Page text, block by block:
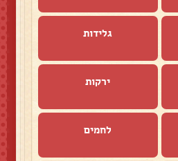
גלידות
ירקות
לחמים